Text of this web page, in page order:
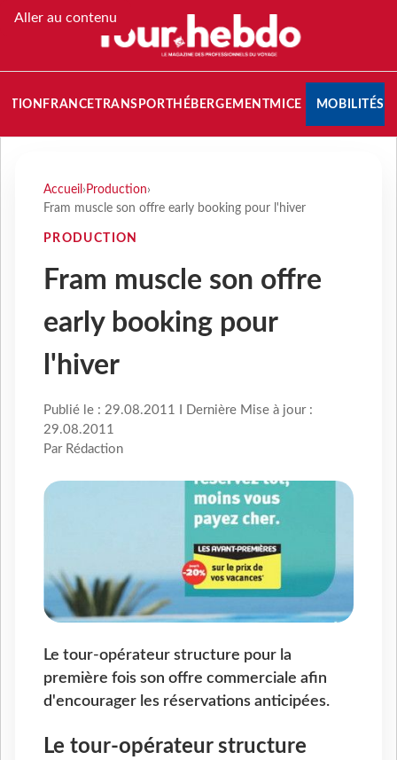
Aller au contenu
FRANCETRANSPORT HÉBERGEMENTMICE MOBILITÉS
Accueil › Production›
Fram muscle son offre early booking pour l'hiver
PRODUCTION
Fram muscle son offre
early booking pour
l'hiver
Publié le : 29.08.2011 I Dernière Mise à jour :
29.08.2011
Par Rédaction
Le tour-opérateur structure pour la
première fois son offre commerciale afin
d'encourager les réservations anticipées.
Le tour-opérateur structure